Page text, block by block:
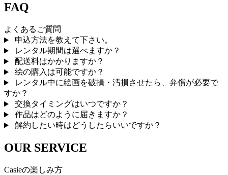
FAQ
よくあるご質問
申込方法を教えて下さい。
レンタル期間は選べますか？
配送料はかかりますか？
絵の購入は可能ですか？
レンタル中に絵画を破損・汚損させたら、弁償が必要で
すか？
交換タイミングはいつですか？
作品はどのように届きますか？
解約したい時はどうしたらいいですか？
OUR SERVICE
Casieの楽しみ方